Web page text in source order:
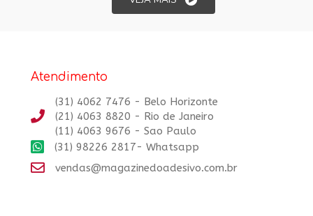
PODEM
PRODUTO
Atendimento
(31) 4062 7476 - Belo Horizonte
(21) 4063 8820 - Rio de Janeiro
(11) 4063 9676 - Sao Paulo
(31) 98226 2817- Whatsapp
vendas@magazinedoadesivo.com.br